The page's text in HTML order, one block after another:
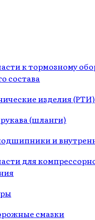
к тормозному
состава
изделия (РТИ)
(шланги)
и
для
смазки